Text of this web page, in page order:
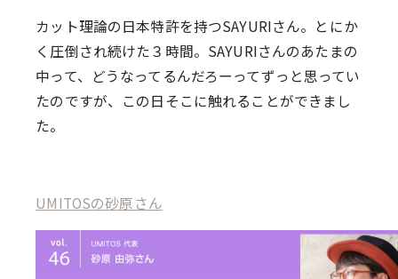
カット理論の日本特許を持つSAYURIさん。とにか
く圧倒され続けた３時間。SAYURIさんのあたまの
中って、どうなってるんだろーってずっと思ってい
たのですが、この日そこに触れることができまし
た。
UMITOSの砂原さん